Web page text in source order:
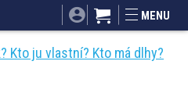
Mnamky-recepty.sk
MENU
Kto ju vlastní? Kto má dlhy?